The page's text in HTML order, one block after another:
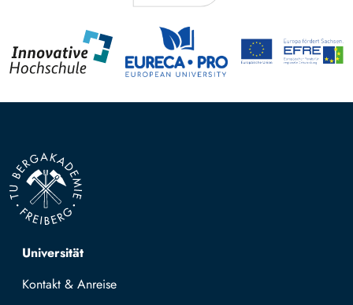
Top navigation
Universität
Kontakt & Anreise